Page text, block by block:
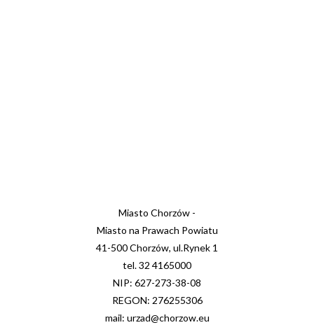
Miasto Chorzów -
Miasto na Prawach Powiatu
41-500 Chorzów, ul.Rynek 1
tel. 32 4165000
NIP: 627-273-38-08
REGON: 276255306
mail: urzad@chorzow.eu